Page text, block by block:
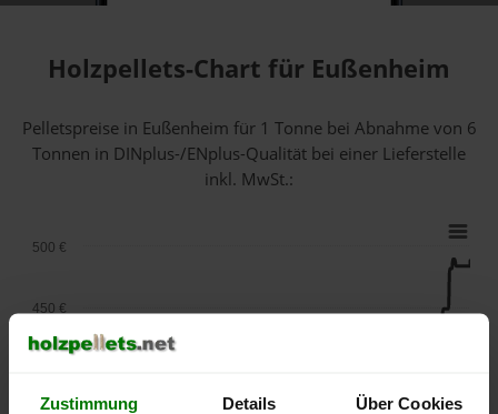
Zustimmung Details Über Cookies
Holzpellets-Chart für Eußenheim
Pelletspreise in Eußenheim für 1 Tonne bei Abnahmevon 6
Tonnen in DINplus-/ENplus-Qualität bei einer Lieferstelle
inkl. MwSt.:
450 €
500 €